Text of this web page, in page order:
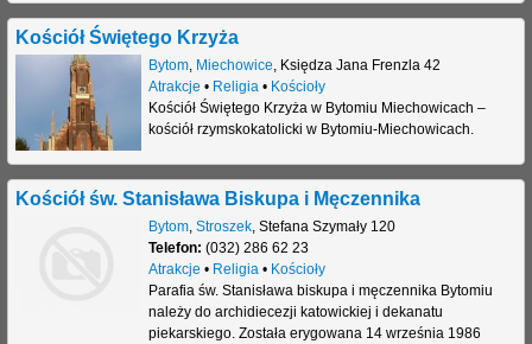
Kościół Świętego Krzyża
Bytom, Miechowice, Księdza Jana Frenzla 42
Atrakcje • Religia• Kościoły
Kościół Świętego Krzyża w Bytomiu Miechowicach –
kościół rzymskokatolicki w Bytomiu-Miechowicach.
Kościół św. Stanisława Biskupa i Męczennika
Bytom, Stroszek, Stefana Szymały 120
Telefon: (032) 286 62 23
Atrakcje • Religia• Kościoły
Parafia św. Stanisława biskupa i męczennika Bytomiu
należy do archidiecezji katowickiej i dekanatu
piekarskiego. Została erygowana 14 września 1986